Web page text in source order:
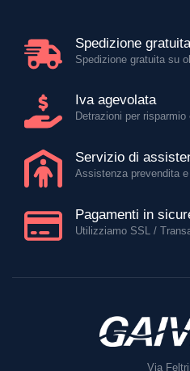
Spedizione gratuita
Spedizione gratuita su
Iva agevolata
Detrazioni per risparmio
Servizio di
Assistenza prevendita
Pagamenti in
Utilizziamo SSL /
Via